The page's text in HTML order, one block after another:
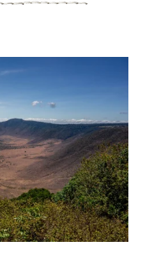
und leckere
Safari befindet.